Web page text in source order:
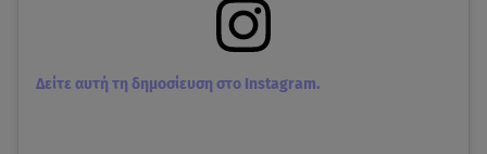
Δείτε αυτή τη δημοσίευση στο Instagram.